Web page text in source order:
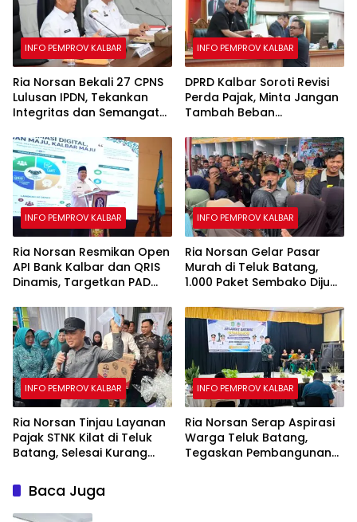
INFO PEMPROV KALBAR
Ria Norsan Bekali 27 CPNS
Lulusan IPDN, Tekankan
Integritas dan Semangat
INFO PEMPROV KALBAR
DPRD Kalbar Soroti Revisi
Perda Pajak, Minta Jangan
Tambah Beban
INFO PEMPROV KALBAR
Ria Norsan Resmikan Open
API Bank Kalbar dan QRIS
Dinamis, Targetkan PAD
Digitalisasi
INFO PEMPROV KALBAR
Ria Norsan Gelar Pasar
Murah di Teluk Batang,
1.000 Paket Sembako Dijual
INFO PEMPROV KALBAR
Ria Norsan Tinjau Layanan
Pajak STNK Kilat di Teluk
Batang, Selesai Kurang
INFO PEMPROV KALBAR
Ria Norsan Serap Aspirasi
Warga Teluk Batang,
Tegaskan Pembangunan
Baca Juga